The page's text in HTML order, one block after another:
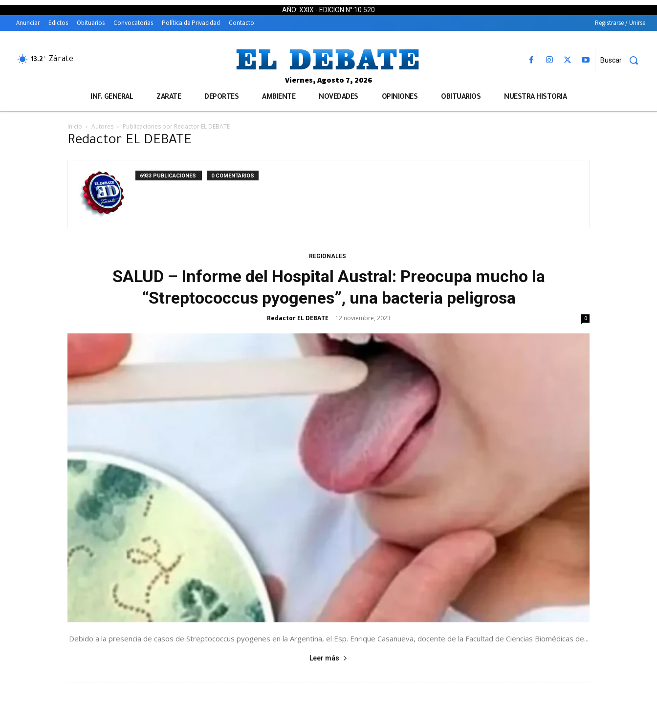
AÑO: XXIX - EDICION N°:10.520
Anunciar Edictos Obituarios Convocatorias Política de Privacidad Contacto Registrarse / Unirse
13.2 C Zárate Buscar
Viernes, Agosto 7, 2026
INF. GENERAL ZARATE DEPORTES AMBIENTE NOVEDADES OPINIONES OBITUARIOS NUESTRA HISTORIA
Inicio Autores Publicaciones por Redactor EL DEBATE
Redactor EL DEBATE
6933 PUBLICACIONES 0 COMENTARIOS
REGIONALES
SALUD – Informe del Hospital Austral: Preocupa mucho la
“Streptococcus pyogenes”, una bacteria peligrosa
Redactor EL DEBATE - 12 noviembre, 2023 0
Debido a la presencia de casos de Streptococcus pyogenes en la Argentina, el Esp. Enrique Casanueva, docente de la Facultad de Ciencias Biomédicas de...
Leer más